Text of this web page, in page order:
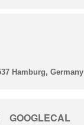
Hamburg, Germany
GOOGLECAL